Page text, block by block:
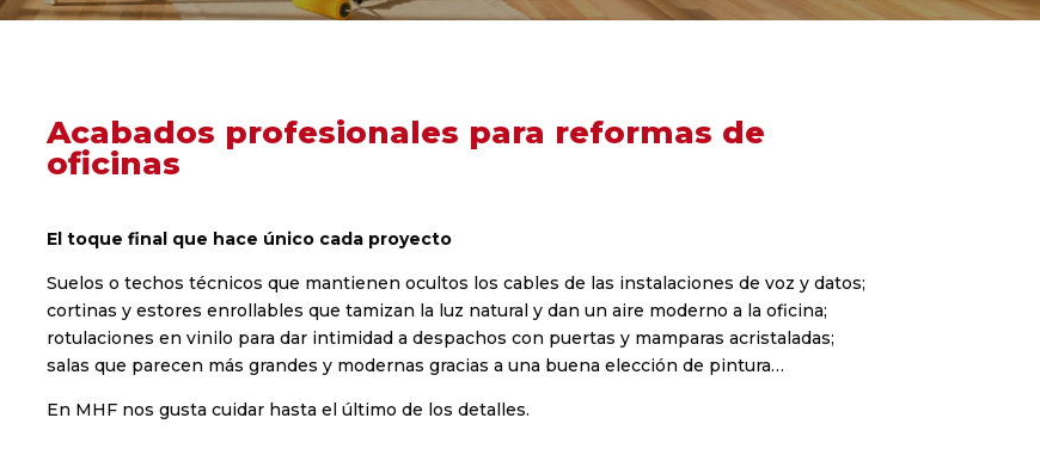
Acabados profesionales para reformas de
oficinas
El toque final que hace único cada proyecto
Suelos o techos técnicos que mantienen ocultos los cables de las instalaciones de voz y datos;
cortinas y estores enrollables que tamizan la luz natural y dan un aire moderno a la oficina;
rotulaciones en vinilo para dar intimidad a despachos con puertas y mamparas acristaladas;
salas que parecen más grandes y modernas gracias a una buena elección de pintura…
En MHF nos gusta cuidar hasta el último de los detalles.